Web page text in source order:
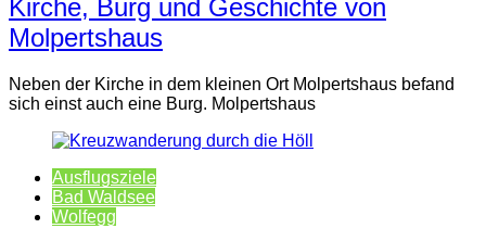
Kirche, Burg und Geschichte von
Molpertshaus
Neben der Kirche in dem kleinen Ort Molpertshaus befand
sich einst auch eine Burg. Molpertshaus
Ausflugsziele
Bad Waldsee
Wolfegg